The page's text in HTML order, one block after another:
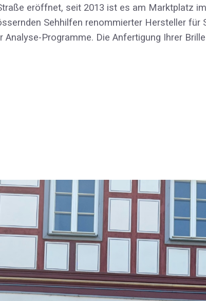
eröffnet, seit 2013 ist es am Marktplatz
Sehhilfen renommierter Hersteller
Programme. Die Anfertigung Ihrer